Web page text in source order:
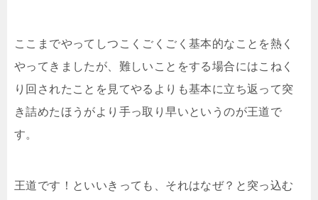
ここまでやってしつこくごくごく基本的なことを熱く
やってきましたが、難しいことをする場合にはこねく
り回されたことを見てやるよりも基本に立ち返って突
き詰めたほうがより手っ取り早いというのが王道で
す。
王道です！といいきっても、それはなぜ？と突っ込む